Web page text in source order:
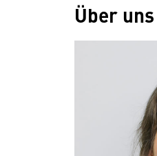
Über uns